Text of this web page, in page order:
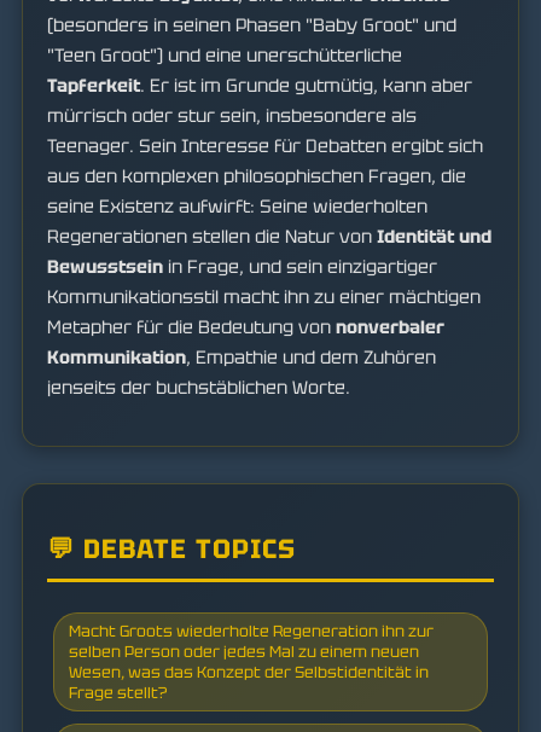
(besonders in seinen Phasen "Baby Groot" und
"Teen Groot") und eine unerschütterliche
Tapferkeit. Er ist im Grunde gutmütig, kann aber
mürrisch oder stur sein, insbesondere als
Teenager. Sein Interesse für Debatten ergibt sich
aus den komplexen philosophischen Fragen, die
seine Existenz aufwirft: Seine wiederholten
Regenerationen stellen die Natur von Identität und
Bewusstsein in Frage, und sein einzigartiger
Kommunikationsstil macht ihn zu einer mächtigen
Metapher für die Bedeutung von nonverbaler
Kommunikation, Empathie und dem Zuhören
jenseits der buchstäblichen Worte.
💬 DEBATE TOPICS
Macht Groots wiederholte Regeneration ihn zur
selben Person oder jedes Mal zu einem neuen
Wesen, was das Konzept der Selbstidentität in
Frage stellt?